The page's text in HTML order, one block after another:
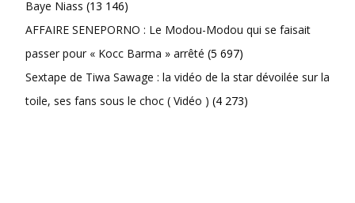
Baye Niass (13 146)
AFFAIRE SENEPORNO : Le Modou-Modou qui se faisait
passer pour « Kocc Barma » arrêté (5 697)
Sextape de Tiwa Sawage : la vidéo de la star dévoilée sur la
toile, ses fans sous le choc ( Vidéo ) (4 273)